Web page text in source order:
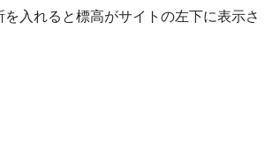
入れると標高がサイトの左下に表示さ